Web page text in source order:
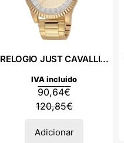
RELOGIO JUST CAVALLI...
120,85€
90,64€
IVA incluido
Adicionar